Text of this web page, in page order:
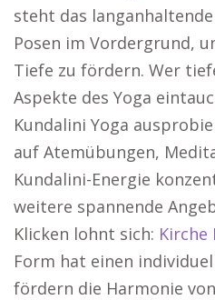
steht das
Posen im Vordergrund,
Tiefe zu fördern. Wer
Aspekte des Yoga
Kundalini Yoga
auf Atemübungen,
Kundalini-Energie
weitere spannende
Klicken lohnt sich: Kirche
Form hat einen
fördern die Harmonie